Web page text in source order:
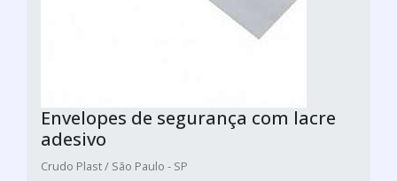
Envelopes de segurança com lacre
adesivo
Crudo Plast / São Paulo - SP